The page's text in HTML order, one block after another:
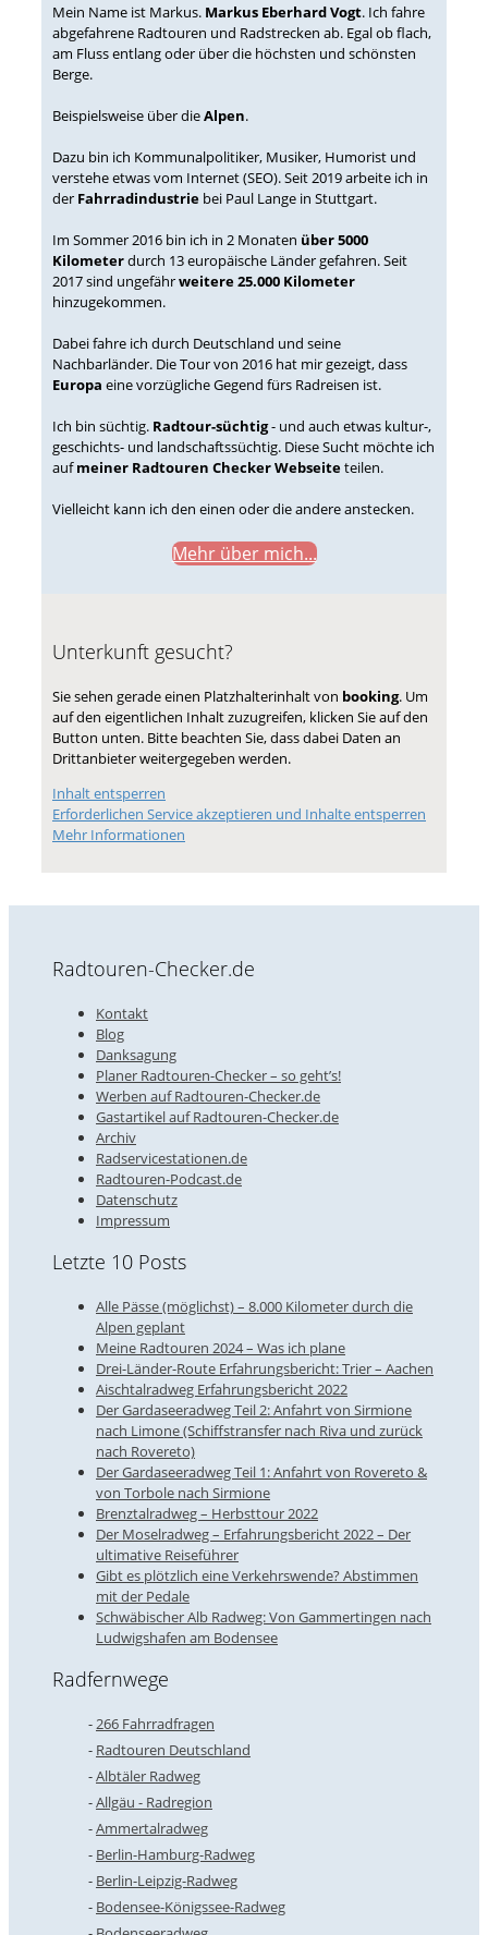
Mein Name ist Markus. Markus Eberhard Vogt. Ich fahre
abgefahrene Radtouren und Radstrecken ab. Egal ob flach,
am Fluss entlang oder über die höchsten und schönsten
Berge.
Beispielsweise über dieAlpen.
Dazu bin ich Kommunalpolitiker, Musiker, Humorist und
verstehe etwas vom Internet (SEO). Seit 2019 arbeite ich in
der Fahrradindustrie bei Paul Lange in Stuttgart.
Im Sommer 2016 bin ich in 2 Monaten über 5000
Kilometerdurch 13 europäische Länder gefahren. Seit
2017 sind ungefährweitere 25.000 Kilometer
hinzugekommen.
Dabei fahre ich durch Deutschland und seine
Nachbarländer. Die Tour von 2016 hat mir gezeigt, dass
Europa eine vorzügliche Gegend fürs Radreisen ist.
Ich bin süchtig. Radtour-süchtig- und auch etwas kultur-,
geschichts- und landschaftssüchtig. Diese Sucht möchte ich
aufmeiner Radtouren Checker Webseiteteilen.
Vielleicht kann ich den einen oder die andere anstecken.
Mehr über mich...
Unterkunft gesucht?
Sie sehen gerade einen Platzhalterinhalt von booking. Um
auf den eigentlichen Inhalt zuzugreifen, klicken Sie auf den
Button unten. Bitte beachten Sie, dass dabei Daten an
Drittanbieter weitergegeben werden.
Inhalt entsperren
Erforderlichen Service akzeptieren und Inhalte entsperren
Mehr Informationen
Radtouren-Checker.de
Kontakt
Blog
Danksagung
Planer Radtouren-Checker – so geht’s!
Werben auf Radtouren-Checker.de
Gastartikel auf Radtouren-Checker.de
Archiv
Radservicestationen.de
Radtouren-Podcast.de
Datenschutz
Impressum
Letzte 10 Posts
Alle Pässe (möglichst) – 8.000 Kilometer durch die
Alpen geplant
Meine Radtouren 2024 – Was ich plane
Drei-Länder-Route Erfahrungsbericht: Trier – Aachen
Aischtalradweg Erfahrungsbericht 2022
Der Gardaseeradweg Teil 2: Anfahrt von Sirmione
nach Limone (Schiffstransfer nach Riva und zurück
nach Rovereto)
Der Gardaseeradweg Teil 1: Anfahrt von Rovereto &
von Torbole nach Sirmione
Brenztalradweg – Herbsttour 2022
Der Moselradweg – Erfahrungsbericht 2022 – Der
ultimative Reiseführer
Gibt es plötzlich eine Verkehrswende? Abstimmen
mit der Pedale
Schwäbischer Alb Radweg: Von Gammertingen nach
Ludwigshafen am Bodensee
Radfernwege
266 Fahrradfragen
Radtouren Deutschland
Albtäler Radweg
Allgäu - Radregion
Ammertalradweg
Berlin-Hamburg-Radweg
Berlin-Leipzig-Radweg
Bodensee-Königssee-Radweg